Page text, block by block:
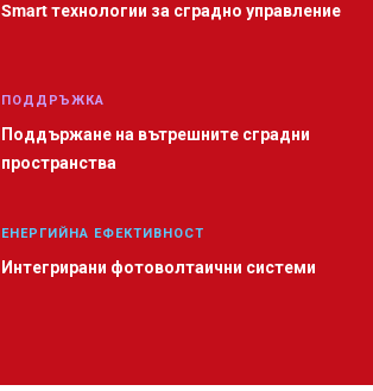
Smart технологии за сградно управление
ПОДДРЪЖКА
Поддържане на вътрешните сградни
пространства
ЕНЕРГИЙНА ЕФЕКТИВНОСТ
Интегрирани фотоволтаични системи